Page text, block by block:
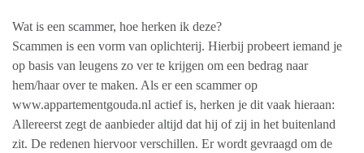
Wat is een scammer, hoe herken ik deze?
Scammen is een vorm van oplichterij. Hierbij probeert iemand je
op basis van leugens zo ver te krijgen om een bedrag naar
hem/haar over te maken. Als er een scammer op
www.appartementgouda.nl actief is, herken je dit vaak hieraan:
Allereerst zegt de aanbieder altijd dat hij of zij in het buitenland
zit. De redenen hiervoor verschillen. Er wordt gevraagd om de